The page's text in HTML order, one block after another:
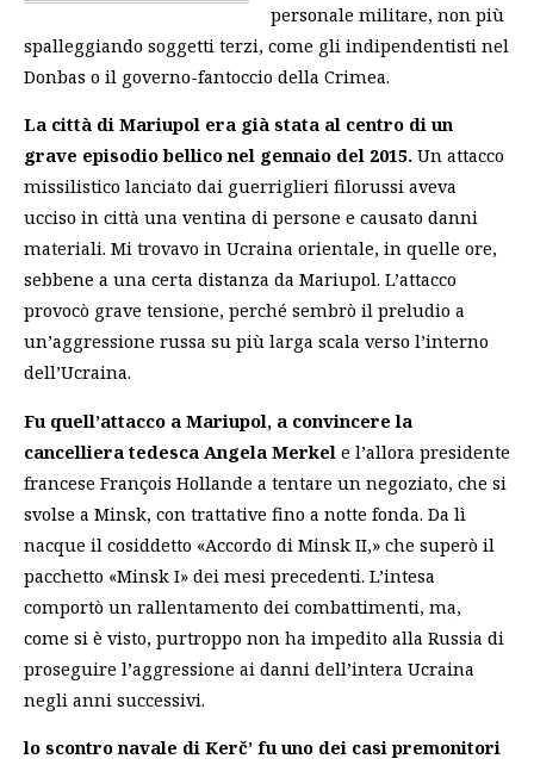
personale militare, non più
spalleggiando soggetti terzi, come gli indipendentisti nel
Donbas o il governo-fantoccio della Crimea.
La città di Mariupol era già stata al centro di un
grave episodio bellico nel gennaio del 2015. Un attacco
missilistico lanciato dai guerriglieri filorussi aveva
ucciso in città una ventina di persone e causato danni
materiali. Mi trovavo in Ucraina orientale, in quelle ore,
sebbene a una certa distanza da Mariupol. L’attacco
provocò grave tensione, perché sembrò il preludio a
un’aggressione russa su più larga scala verso l’interno
dell’Ucraina.
Fu quell’attacco a Mariupol, a convincere la
cancelliera tedesca Angela Merkel e l’allora presidente
francese François Hollande a tentare un negoziato, che si
svolse a Minsk, con trattative fino a notte fonda. Da lì
nacque il cosiddetto «Accordo di Minsk II,» che superò il
pacchetto «Minsk I» dei mesi precedenti. L’intesa
comportò un rallentamento dei combattimenti, ma,
come si è visto, purtroppo non ha impedito alla Russia di
proseguire l’aggressione ai danni dell’intera Ucraina
negli anni successivi.
lo scontro navale di Kerč’ fu uno dei casi premonitori